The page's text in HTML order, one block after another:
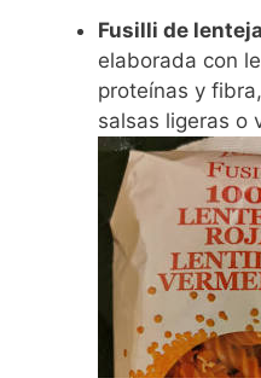
Fusilli de
elaborada con
proteínas y
salsas ligeras o